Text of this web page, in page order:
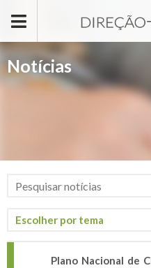
Notícias
Plano Nacional de